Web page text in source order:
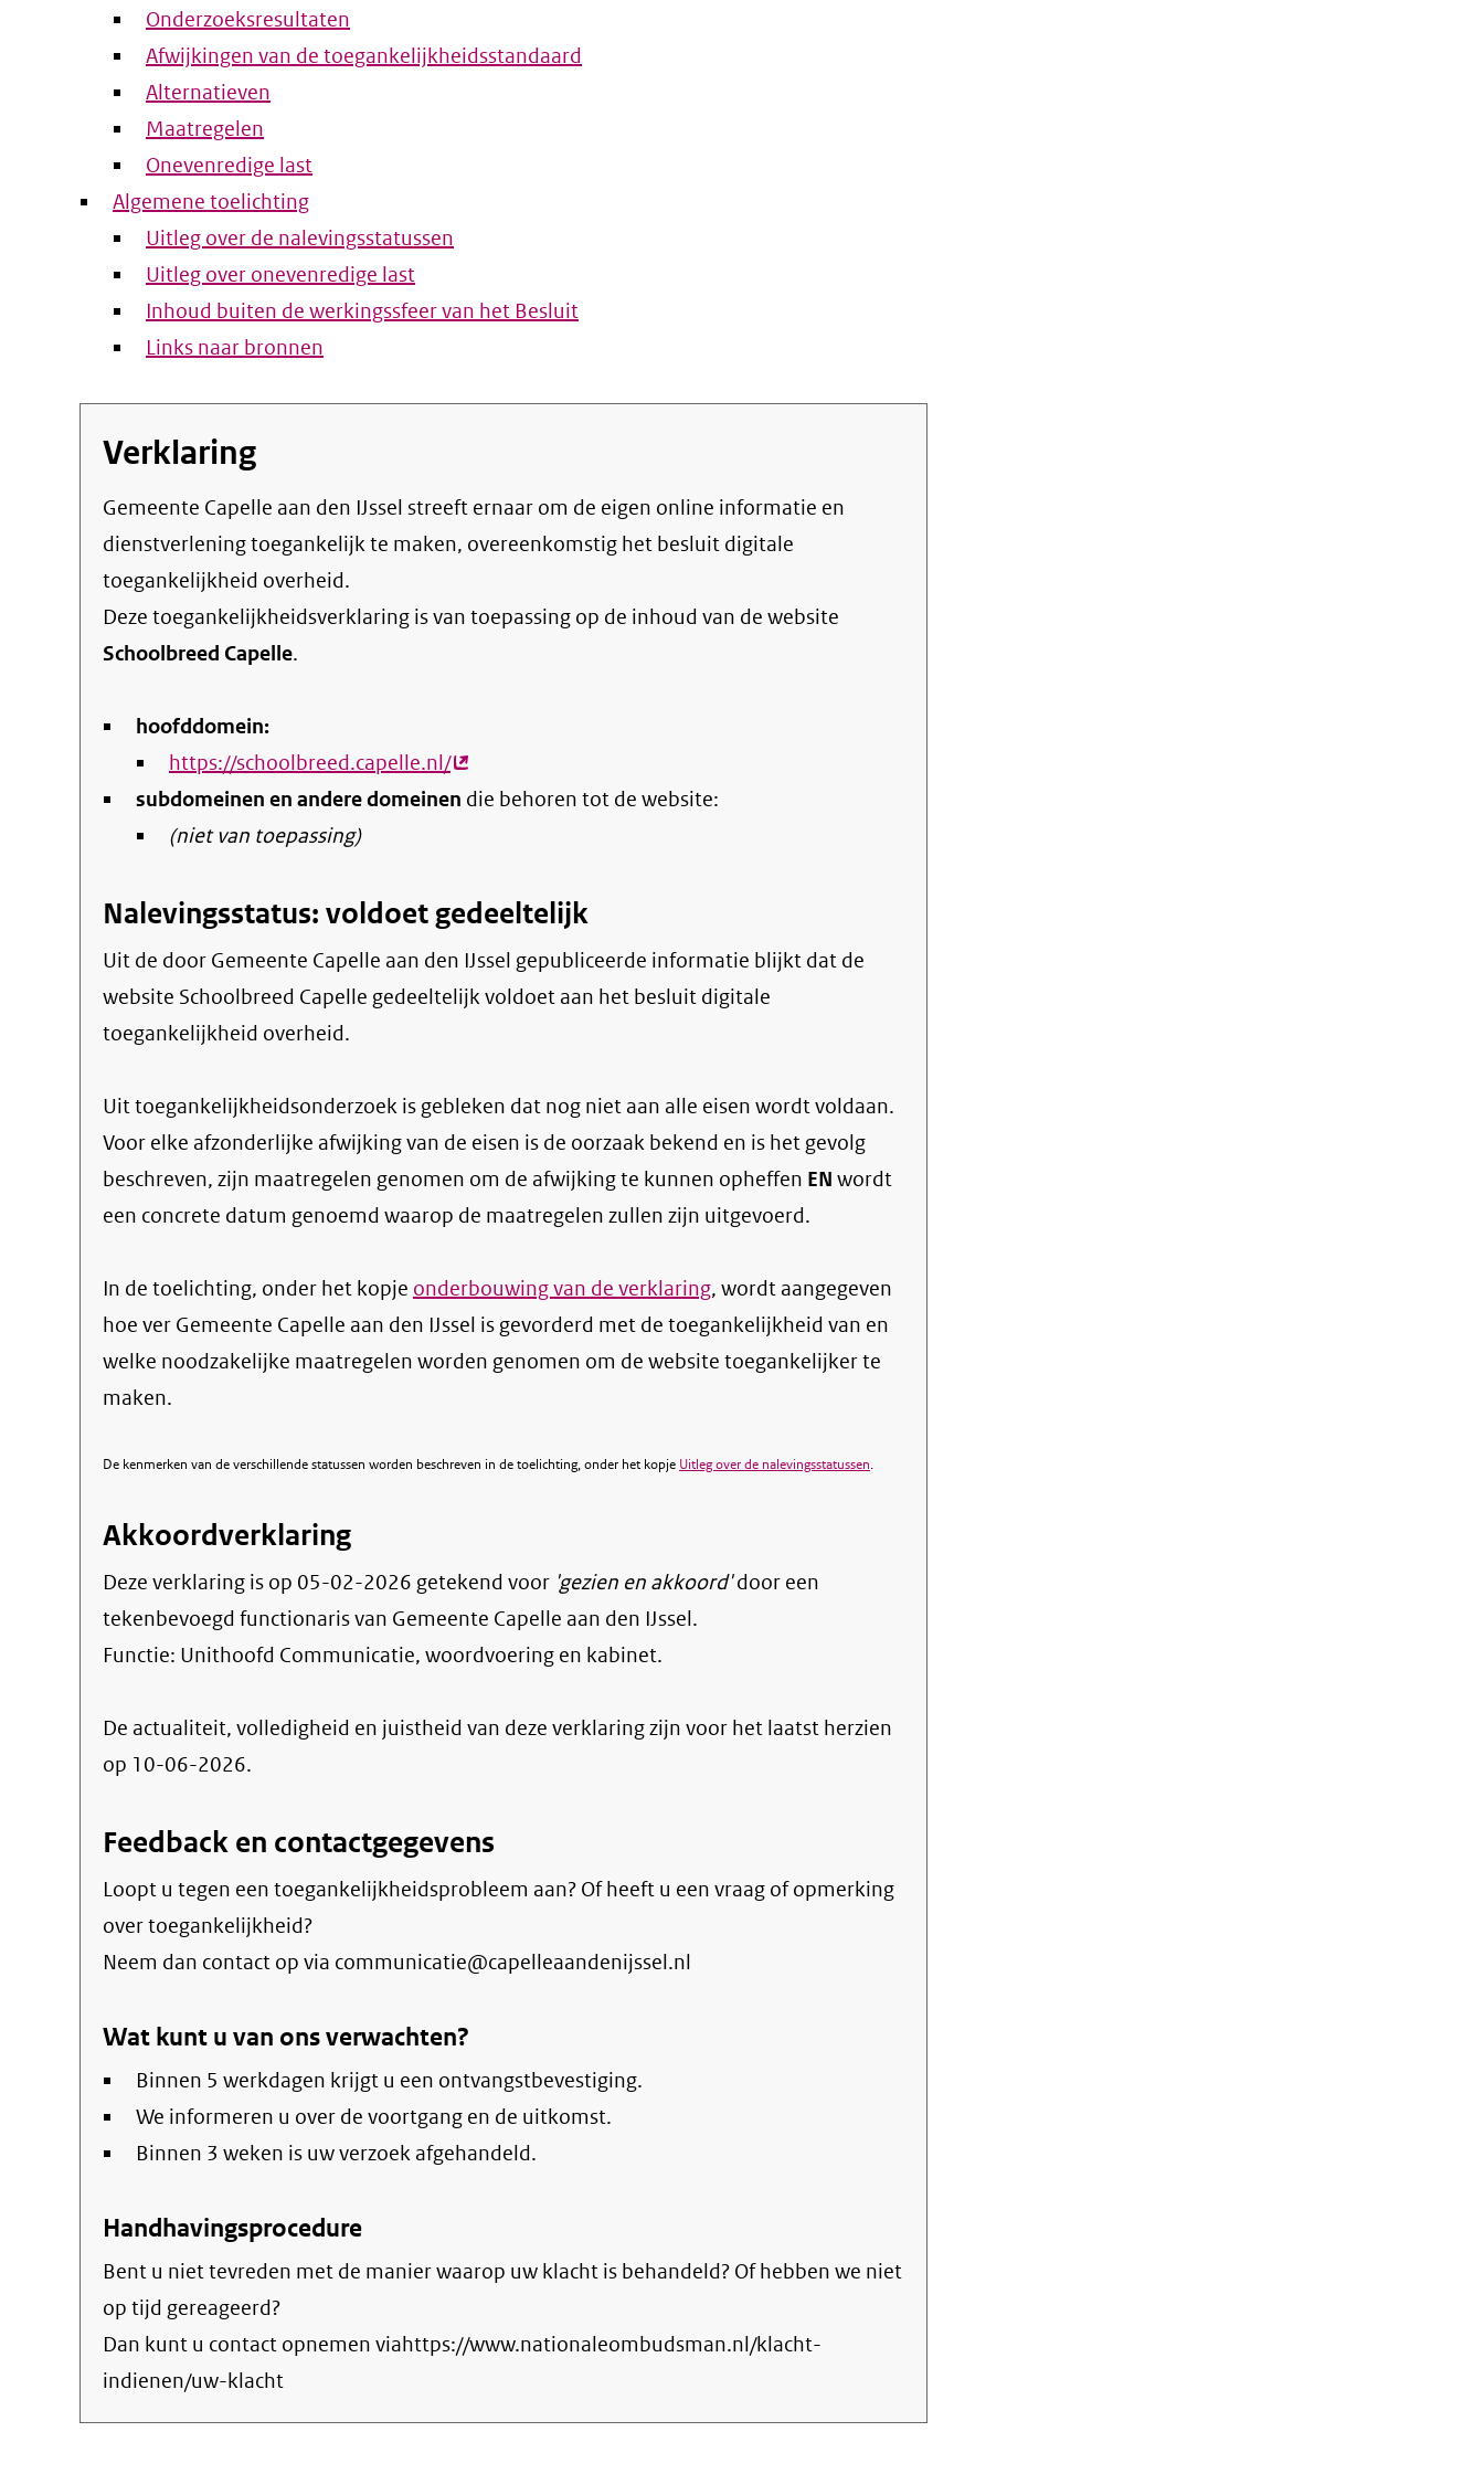
Onderzoeksresultaten
Afwijkingen van de toegankelijkheidsstandaard
Alternatieven
Maatregelen
Onevenredige last
Algemene toelichting
Uitleg over de nalevingsstatussen
Uitleg over onevenredige last
Inhoud buiten de werkingssfeer van het Besluit
Links naar bronnen
Verklaring
Gemeente Capelle aan den IJssel streeft ernaar om de eigen online informatie en
dienstverlening toegankelijk te maken, overeenkomstig het besluit digitale
toegankelijkheid overheid.
Deze toegankelijkheidsverklaring is van toepassing op de inhoud van de website
Schoolbreed Capelle.
hoofddomein:
https://schoolbreed.capelle.nl/(externe
link)
subdomeinen en andere domeinen die behoren tot de website:
(niet van toepassing)
Nalevingsstatus: voldoet gedeeltelijk
Uit de door Gemeente Capelle aan den IJssel gepubliceerde informatie blijkt dat de
website Schoolbreed Capelle gedeeltelijk voldoet aan het besluit digitale
toegankelijkheid overheid.
Uit toegankelijkheidsonderzoek is gebleken dat nog niet aan alle eisen wordt voldaan.
Voor elke afzonderlijke afwijking van de eisen is de oorzaak bekend en is het gevolg
beschreven, zijn maatregelen genomen om de afwijking te kunnen opheffen EN wordt
een concrete datum genoemd waarop de maatregelen zullen zijn uitgevoerd.
In de toelichting, onder het kopje onderbouwing van de verklaring, wordt aangegeven
hoe ver Gemeente Capelle aan den IJssel is gevorderd met de toegankelijkheid van en
welke noodzakelijke maatregelen worden genomen om de website toegankelijker te
maken.
De kenmerken van de verschillende statussen worden beschreven in de toelichting, onder het kopje Uitleg over de nalevingsstatussen.
Akkoordverklaring
Deze verklaring is op 05-02-2026 getekend voor 'gezien en akkoord'door een
tekenbevoegd functionaris van Gemeente Capelle aan den IJssel.
Functie: Unithoofd Communicatie, woordvoering en kabinet.
De actualiteit, volledigheid en juistheid van deze verklaring zijn voor het laatst herzien
op 10-06-2026.
Feedback en contactgegevens
Loopt u tegen een toegankelijkheidsprobleem aan? Of heeft u een vraag of opmerking
over toegankelijkheid?
Neem dan contact op via communicatie@capelleaandenijssel.nl
Wat kunt u van ons verwachten?
Binnen 5 werkdagen krijgt u een ontvangstbevestiging.
We informeren u over de voortgang en de uitkomst.
Binnen 3 weken is uw verzoek afgehandeld.
Handhavingsprocedure
Bent u niet tevreden met de manier waarop uw klacht is behandeld? Of hebben we niet
op tijd gereageerd?
Dan kunt u contact opnemen viahttps://www.nationaleombudsman.nl/klacht-
indienen/uw-klacht